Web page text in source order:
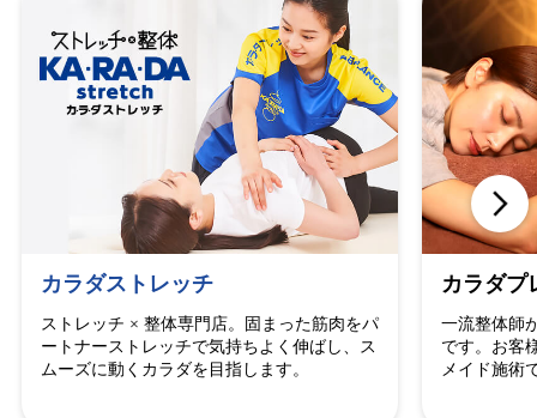
カラダストレッチ
ストレッチ × 整体専門店。固まった筋肉をパ
ートナーストレッチで気持ちよく伸ばし、ス
ムーズに動くカラダを目指します。
カラダプ
一流整体師
です。お客
メイド施術